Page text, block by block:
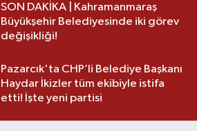
SON DAKİKA | Kahramanmaraş
Büyükşehir Belediyesinde iki görev
değişikliği!
Pazarcık'ta CHP’li Belediye Başkanı
Haydar İkizler tüm ekibiyle istifa
etti! İşte yeni partisi